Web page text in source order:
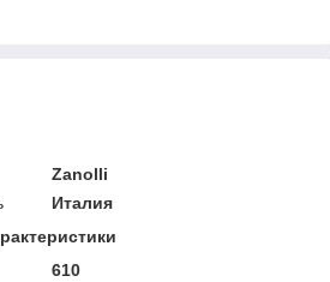
Zanolli
Италия
610